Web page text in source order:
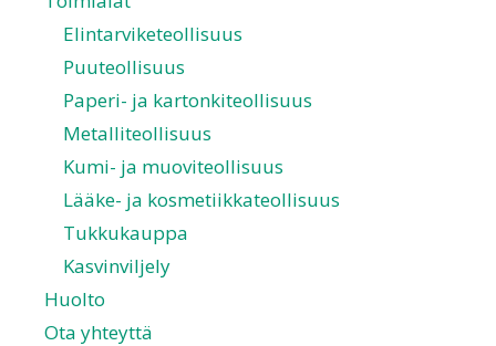
Elintarviketeollisuus
Puuteollisuus
Paperi- ja kartonkiteollisuus
Metalliteollisuus
Kumi- ja muoviteollisuus
Lääke- ja kosmetiikkateollisuus
Tukkukauppa
Kasvinviljely
Huolto
Ota yhteyttä